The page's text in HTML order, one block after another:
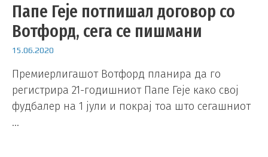
Папе Геје потпишал договор со
Вотфорд, сега се пишмани
15.06.2020
Премиерлигашот Вотфорд планира да го
регистрира 21-годишниот Папе Геје како свој
фудбалер на 1 јули и покрај тоа што сегашниот
…